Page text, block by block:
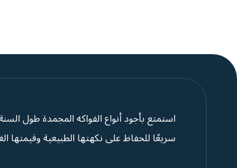
استمتع بأجود أنواع الفواكه المجمدة طول
سريعًا للحفاظ على نكهتها الطبيعية وقيمتها